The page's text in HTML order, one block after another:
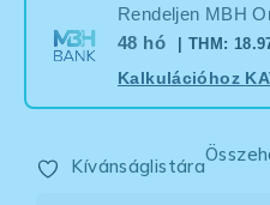
Rendeljen MBH
48 hó
| THM:
Kalkulációhoz
Kívánságlistára